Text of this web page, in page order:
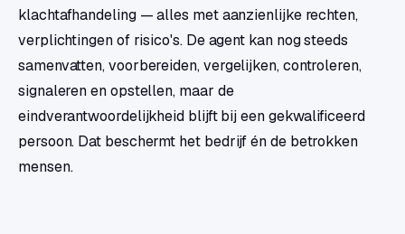
klachtafhandeling — alles met aanzienlijke rechten,
verplichtingen of risico's. De agent kan nog steeds
samenvatten, voorbereiden, vergelijken, controleren,
signaleren en opstellen, maar de
eindverantwoordelijkheid blijft bij een gekwalificeerd
persoon. Dat beschermt het bedrijf én de betrokken
mensen.